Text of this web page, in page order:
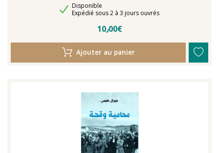
Disponibilité
Disponible
Délais de livraison
Expédié sous 2 à 3 jours ouvrés
10٫00€
Ajouter au panier